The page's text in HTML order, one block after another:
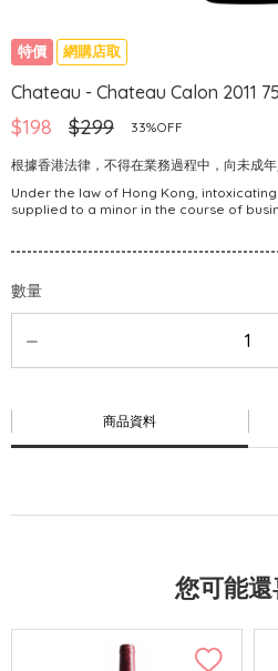
特價 網購店取
Chateau - Chateau Calon 2011
$198 $299 33%OFF
根據香港法律，不得在業務過程中，向未成
Under the law of Hong Kong,
supplied to a minor in the course of
數量
商品資料
您可能